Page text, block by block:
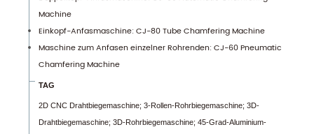
Machine
Einkopf-Anfasmaschine: CJ-80 Tube Chamfering Machine
Maschine zum Anfasen einzelner Rohrenden: CJ-60 Pneumatic
Chamfering Machine
TAG
2D CNC Drahtbiegemaschine; 3-Rollen-Rohrbiegemaschine; 3D-
Drahtbiegemaschine; 3D-Rohrbiegemaschine; 45-Grad-Aluminium-